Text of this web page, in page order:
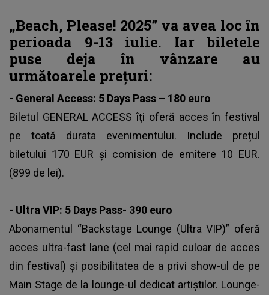
„Beach, Please! 2025” va avea loc în
perioada 9-13 iulie. Iar biletele
puse deja în vânzare au
următoarele prețuri:
- General Access: 5 Days Pass – 180 euro
Biletul GENERAL ACCESS îți oferă acces în festival
pe toată durata evenimentului. Include prețul
biletului 170 EUR și comision de emitere 10 EUR.
(899 de lei).
- Ultra VIP: 5 Days Pass- 390 euro
Abonamentul “Backstage Lounge (Ultra VIP)” oferă
acces ultra-fast lane (cel mai rapid culoar de acces
din festival) și posibilitatea de a privi show-ul de pe
Main Stage de la lounge-ul dedicat artiștilor. Lounge-